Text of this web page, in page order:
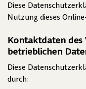
Diese
Nutzung dieses
Kontaktdaten
betrieblichen
Diese
durch: